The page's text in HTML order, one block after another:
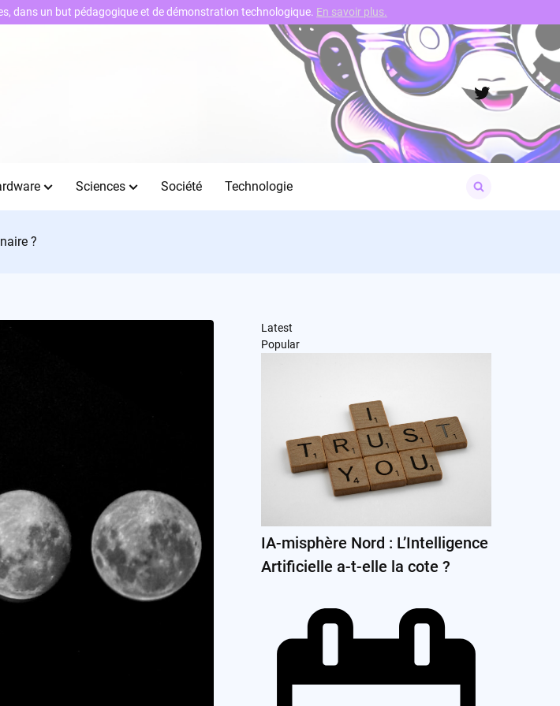
Twitter
Sciences Société Technologie
for:
?
Latest
Popular
IA-misphère Nord : L’Intelligence
Artificielle a-t-elle la cote ?
dans un but pédagogique et de démonstration technologique. En savoir plus.